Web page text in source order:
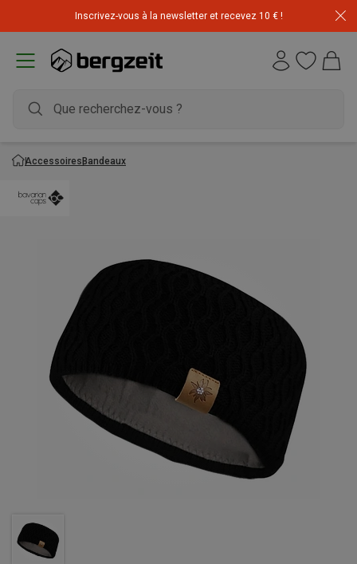
Inscrivez-vous à la newsletter et recevez 10 € !
AccessoiresBandeaux